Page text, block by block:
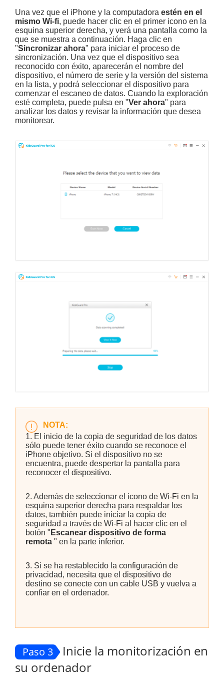
Una vez que el iPhone y la computadora estén en el
mismo Wi-fi, puede hacer clic en el primer icono en la
esquina superior derecha, y verá una pantalla como la
que se muestra a continuación. Haga clic en
"Sincronizar ahora" para iniciar el proceso de
sincronización. Una vez que el dispositivo sea
reconocido con éxito, aparecerán el nombre del
dispositivo, el número de serie y la versión del sistema
en la lista, y podrá seleccionar el dispositivo para
comenzar el escaneo de datos. Cuando la exploración
esté completa, puede pulsa en "Ver ahora" para
analizar los datos y revisar la información que desea
monitorear.
NOTA:
1. El inicio de la copia de seguridad de los datos
sólo puede tener éxito cuando se reconoce el
iPhone objetivo. Si el dispositivo no se
encuentra, puede despertar la pantalla para
reconocer el dispositivo.
2. Además de seleccionar el icono de Wi-Fi en la
esquina superior derecha para respaldar los
datos, también puede iniciar la copia de
seguridad a través de Wi-Fi al hacer clic en el
botón " Escanear dispositivo de forma
remota " en la parte inferior.
3. Si se ha restablecido la configuración de
privacidad, necesita que el dispositivo de
destino se conecte con un cable USB y vuelva a
confiar en el ordenador.
Paso 3
Inicie la monitorización en
su ordenador